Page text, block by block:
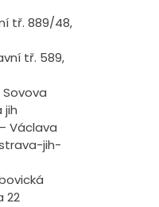
tř. 889/48,
tř. 589,
Sovova
jih
Václava
jih-
22